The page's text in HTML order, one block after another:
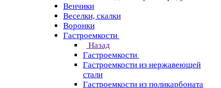
Венчики
Веселки, скалки
Воронки
Гастроемкости
Назад
Гастроемкости
Гастроемкости из нержавеющей
стали
Гастроемкости из поликарбоната